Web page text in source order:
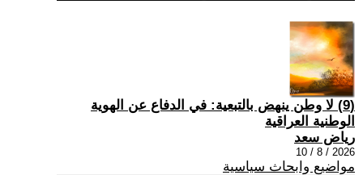
(9) لا وطن ينهض بالتبعية: في الدفاع عن الهوية
الوطنية العراقية
رياض سعد
2026 / 8 / 10
مواضيع وابحاث سياسية